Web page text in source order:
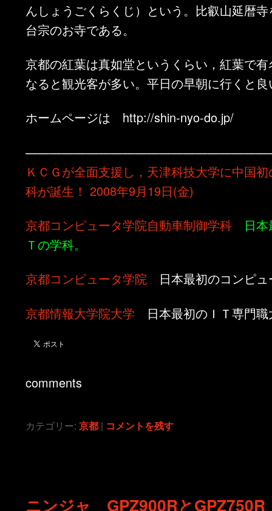
んしょうごくらくじ）という。比叡山延暦
台宗のお寺である。
京都の紅葉は真如堂というくらい，紅葉で
なると観光客が多い。平日の早朝に行くと
ホームページは http://shin-nyo-do.jp/
ＫＣＧが全面支援し，天津科技大学に中国
科が誕生！ 2008年9月19日(金)
京都コンピュータ学院自動車制御学科 日本
Ｔの学科。
京都コンピュータ学院 日本最初のコンピ
京都情報大学院大学 日本最初のＩＴ専門職
comments
カテゴリー: 京都 | コメントを残す
ニンジャ GPZ900RとGPZ750R